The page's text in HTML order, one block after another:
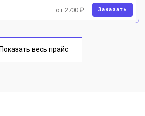
от 2700 ₽ Заказать
Показать весь прайс